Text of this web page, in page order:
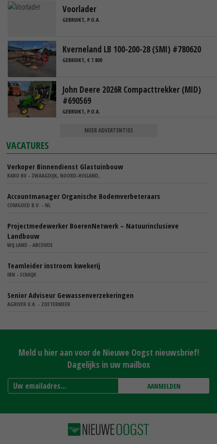
Voorlader
GEBRUIKT, P.O.A.
Kverneland LB 100-200-28 (SMI) #780620
GEBRUIKT, € 7.800
John Deere 2026R Compacttrekker (MID)
#690569
GEBRUIKT, P.O.A.
MEER ADVERTENTIES
VACATURES
Verkoper Binnendienst Glastuinbouw
KARO BV - ZWAAGDIJK, NOORD-HOLLAND,
Accountmanager Organische Bodemverbeteraars
COMGOED B.V. - NL
Projectmedewerker BoerenNetwerk – Natuurinclusieve
Landbouw
WIJ.LAND - ABCOUDE
Teamleider instroom kwekerij
IBN - SCHAIJK
Senior Adviseur Gewassenverzekeringen
AGRIVER U.A. - ZOETERMEER
Meld u hier aan voor de Nieuwe Oogst nieuwsbrief!
Dagelijks in uw mailbox
AANMELDEN